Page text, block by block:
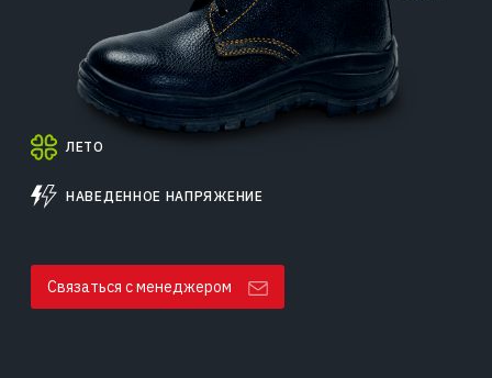
ЛЕТО
НАВЕДЕННОЕ НАПРЯЖЕНИЕ
Связаться с менеджером